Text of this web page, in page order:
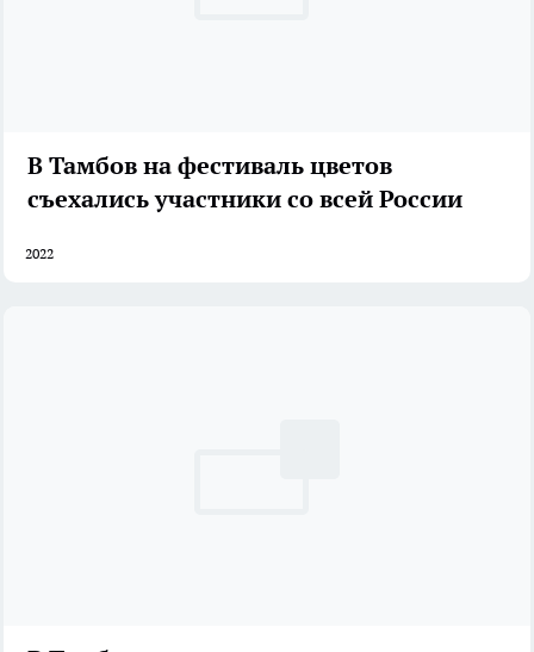
В Тамбов на фестиваль цветов
съехались участники со всей России
2022